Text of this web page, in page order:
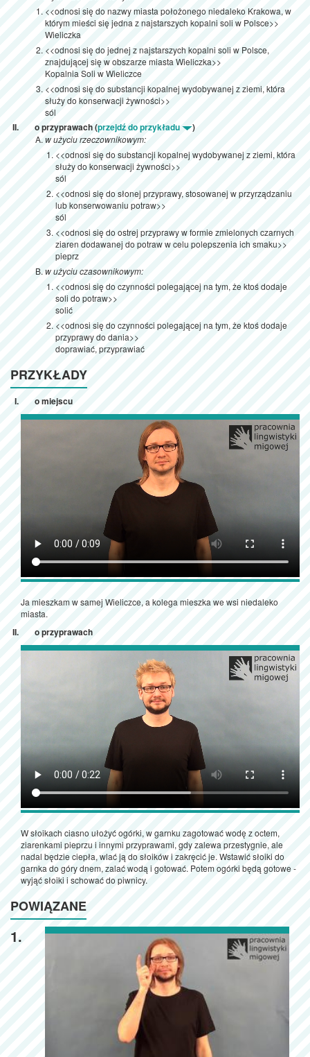
<<odnosi się do nazwy miasta położonego niedaleko Krakowa, w
którym mieści się jedna z najstarszych kopalni soli w Polsce>>
Wieliczka
<<odnosi się do jednej z najstarszych kopalni soli w Polsce,
znajdującej się w obszarze miasta Wieliczka>>
Kopalnia Soli w Wieliczce
<<odnosi się do substancji kopalnej wydobywanej z ziemi, która
służy do konserwacji żywności>>
sól
o przyprawach (przejdź do przykładu )
w użyciu rzeczownikowym:
<<odnosi się do substancji kopalnej wydobywanej z ziemi, która
służy do konserwacji żywności>>
sól
<<odnosi się do słonej przyprawy, stosowanej w przyrządzaniu
lub konserwowaniu potraw>>
sól
<<odnosi się do ostrej przyprawy w formie zmielonych czarnych
ziaren dodawanej do potraw w celu polepszenia ich smaku>>
pieprz
w użyciu czasownikowym:
<<odnosi się do czynności polegającej na tym, że ktoś dodaje
soli do potraw>>
solić
<<odnosi się do czynności polegającej na tym, że ktoś dodaje
przyprawy do dania>>
doprawiać, przyprawiać
PRZYKŁADY
o miejscu
Ja mieszkam w samej Wieliczce, a kolega mieszka we wsi niedaleko
miasta.
o przyprawach
W słoikach ciasno ułożyć ogórki, w garnku zagotować wodę z octem,
ziarenkami pieprzu i innymi przyprawami, gdy zalewa przestygnie, ale
nadal będzie ciepła, wlać ją do słoików i zakręcić je. Wstawić słoiki do
garnka do góry dnem, zalać wodą i gotować. Potem ogórki będą gotowe -
wyjąć słoiki i schować do piwnicy.
POWIĄZANE
1.